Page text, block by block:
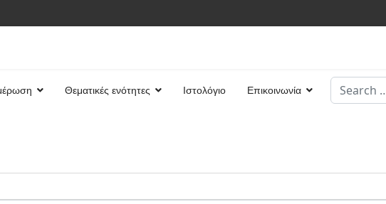
Θεματικές ενότητες Ιστολόγιο Επικοινωνία
Search